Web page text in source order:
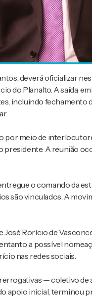
deverá oficializar
do Planalto. A saída,
incluindo fechamento
por meio de
presidente. A reunião
o comando da
são vinculados. A
José Rorício de
a possível
nas redes sociais.
— coletivo
apoio inicial, terminou